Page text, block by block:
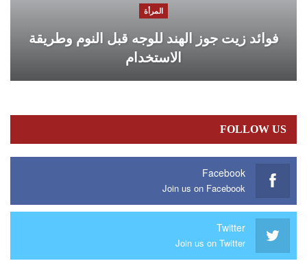
المرأة
فوائد زيت جوز الهند للوجه قبل النوم وطريقة
الاستخدام
FOLLOW US
Facebook
Join us on Facebook
Twitter
Join us on Twitter